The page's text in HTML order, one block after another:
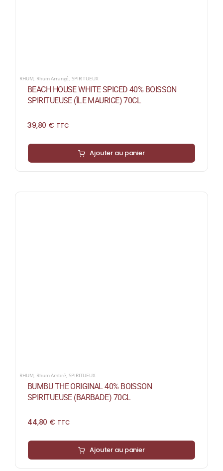
RHUM, Rhum Arrangé, SPIRITUEUX
BEACH HOUSE WHITE SPICED 40% BOISSON
SPIRITUEUSE (ÎLE MAURICE) 70CL
39,80 € TTC
Ajouter au panier
RHUM, Rhum Ambré,SPIRITUEUX
BUMBU THE ORIGINAL 40% BOISSON
SPIRITUEUSE (BARBADE) 70CL
44,80 € TTC
Ajouter au panier